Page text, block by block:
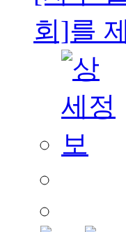
회]를